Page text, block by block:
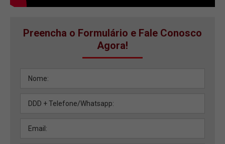
Preencha o Formulário e Fale Conosco
Agora!